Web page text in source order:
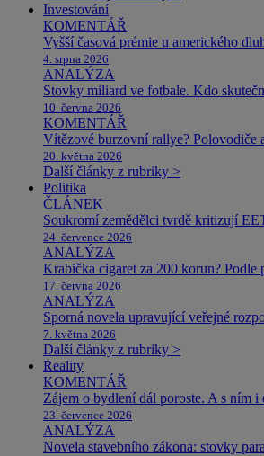
Investování
KOMENTÁŘ
Vyšší časová prémie u amerického
4. srpna 2026
ANALÝZA
Stovky miliard ve fotbale. Kdo
10. června 2026
KOMENTÁŘ
Vítězové burzovní rallye? Polovodiče
20. května 2026
Další články z rubriky >
Politika
ČLÁNEK
Soukromí zemědělci tvrdě kritizují
24. července 2026
ANALÝZA
Krabička cigaret za 200 korun?
17. června 2026
ANALÝZA
Sporná novela upravující veřejné
7. května 2026
Další články z rubriky >
Reality
KOMENTÁŘ
Zájem o bydlení dál poroste. A s ním i
23. července 2026
ANALÝZA
Novela stavebního zákona: stovky